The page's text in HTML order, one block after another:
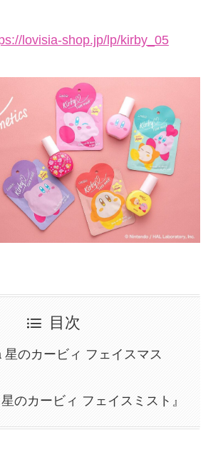
lovisia-shop.jp/lp/kirby_05
目次
星のカービィ フェイスマス
星のカービィ フェイスミスト』